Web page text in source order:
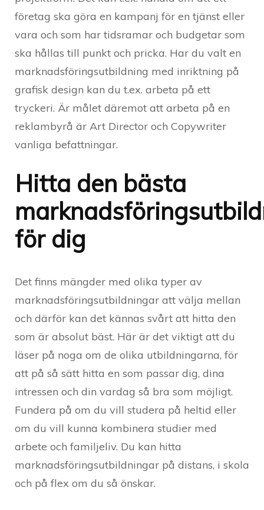
företag ska göra en kampanj för en tjänst eller
vara och som har tidsramar och budgetar som
ska hållas till punkt och pricka. Har du valt en
marknadsföringsutbildning med inriktning på
grafisk design kan du t.ex. arbeta på ett
tryckeri. Är målet däremot att arbeta på en
reklambyrå är Art Director och Copywriter
vanliga befattningar.
Hitta den bästa
för dig
Det finns mängder med olika typer av
marknadsföringsutbildningar att välja mellan
och därför kan det kännas svårt att hitta den
som är absolut bäst. Här är det viktigt att du
läser på noga om de olika utbildningarna, för
att på så sätt hitta en som passar dig, dina
intressen och din vardag så bra som möjligt.
Fundera på om du vill studera på heltid eller
om du vill kunna kombinera studier med
arbete och familjeliv. Du kan hitta
marknadsföringsutbildningar på distans, i skola
och på flex om du så önskar.